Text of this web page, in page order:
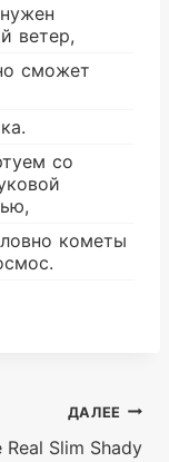
ветер,
сможет
со
кометы
ДАЛЕЕ
Real Slim Shady